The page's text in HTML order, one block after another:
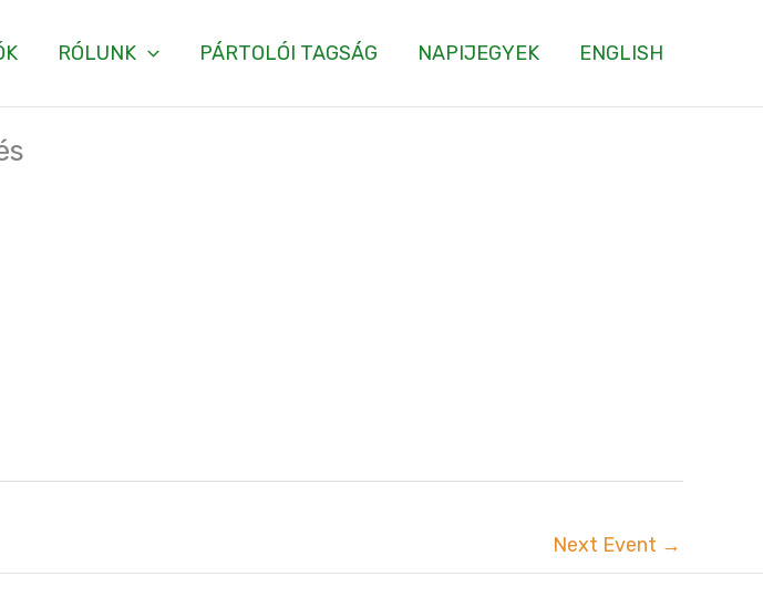
RÓLUNK PÁRTOLÓI TAGSÁG NAPIJEGYEK ENGLISH
Next Event →